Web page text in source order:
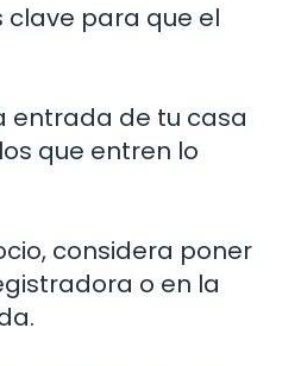
clave para que el
entrada de tu casa
que entren lo
considera poner
o en la